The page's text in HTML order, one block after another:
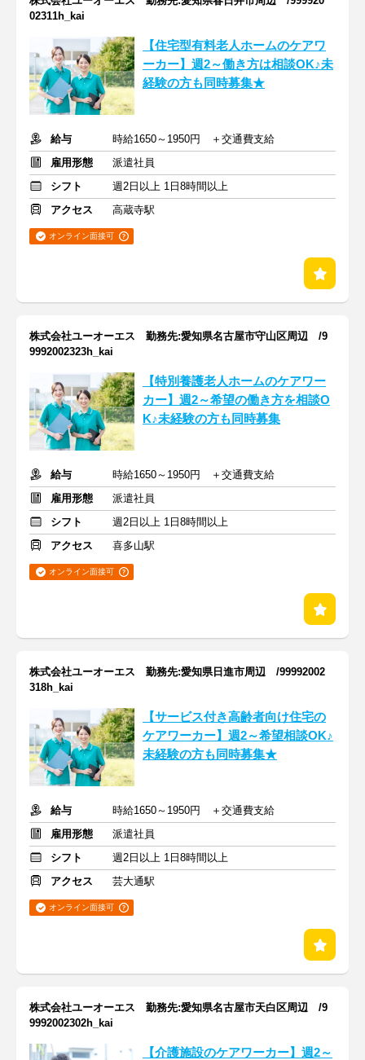
02311h_kai
【住宅型有料老人ホームのケアワ
ーカー】週2～働き方は相談OK♪未
経験の方も同時募集★
給与
時給1650～1950円 ＋交通費支給
雇用形態
派遣社員
シフト
週2日以上 1日8時間以上
アクセス
高蔵寺駅
オンライン面接可
株式会社ユーオーエス 勤務先:愛知県名古屋市守山区周辺 /9
9992002323h_kai
【特別養護老人ホームのケアワー
カー】週2～希望の働き方を相談O
K♪未経験の方も同時募集
給与
時給1650～1950円 ＋交通費支給
雇用形態
派遣社員
シフト
週2日以上 1日8時間以上
アクセス
喜多山駅
オンライン面接可
株式会社ユーオーエス 勤務先:愛知県日進市周辺 /99992002
318h_kai
【サービス付き高齢者向け住宅の
ケアワーカー】週2～希望相談OK♪
未経験の方も同時募集★
給与
時給1650～1950円 ＋交通費支給
雇用形態
派遣社員
シフト
週2日以上 1日8時間以上
アクセス
芸大通駅
オンライン面接可
株式会社ユーオーエス 勤務先:愛知県名古屋市天白区周辺 /9
9992002302h_kai
【介護施設のケアワーカー】週2～